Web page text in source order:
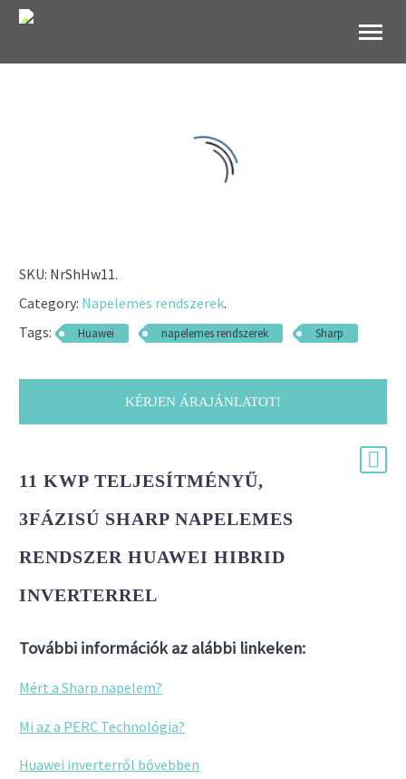
SKU: NrShHw11.
Category: Napelemes rendszerek.
Tags:
Huawei napelemes rendszerek Sharp
KÉRJEN ÁRAJÁNLATOT!
11 KWP TELJESÍTMÉNYŰ,
3FÁZISÚ SHARP NAPELEMES
RENDSZER HUAWEI HIBRID
INVERTERREL
További információk az alábbi linkeken:
Mért a Sharp napelem?
Mi az a PERC Technológia?
Huawei inverterről bővebben